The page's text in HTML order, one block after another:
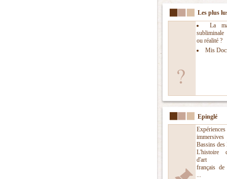
Les plus
La
ou réalité ?
Mis
Epinglé
Expériences
Bassins des
L'histoire
d'art
français de
...